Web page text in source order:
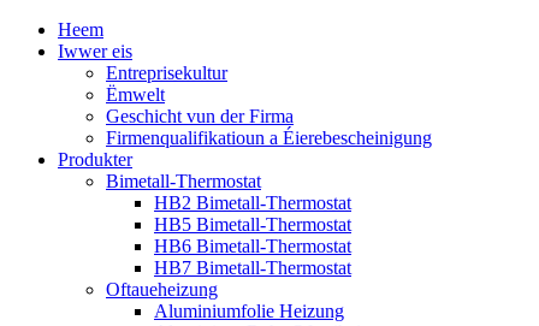
Heem
Iwwer eis
Entreprisekultur
Ëmwelt
Geschicht vun der Firma
Firmenqualifikatioun a Éierebescheinigung
Produkter
Bimetall-Thermostat
HB2 Bimetall-Thermostat
HB5 Bimetall-Thermostat
HB6 Bimetall-Thermostat
HB7 Bimetall-Thermostat
Oftaueheizung
Aluminiumfolie Heizung